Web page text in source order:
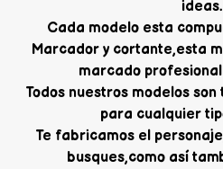
ideas.
Cada modelo esta
Marcador y cortante,esta
marcado
Todos nuestros modelos
para cualquier
Te fabricamos el
busques,como así